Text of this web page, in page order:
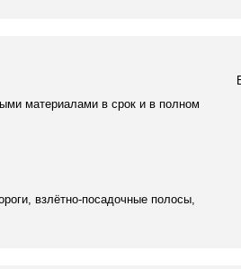
материалами в срок и в полном
взлётно-посадочные полосы,